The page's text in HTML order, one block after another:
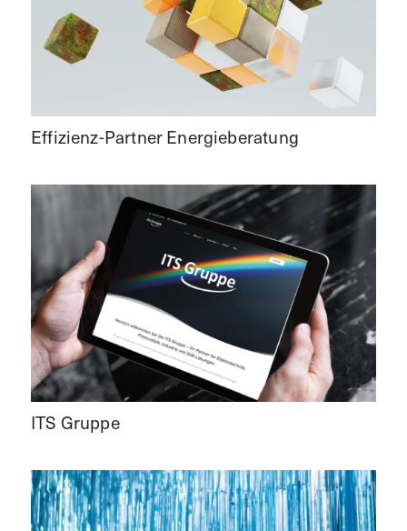
Effizienz-Partner Energieberatung
ITS Gruppe